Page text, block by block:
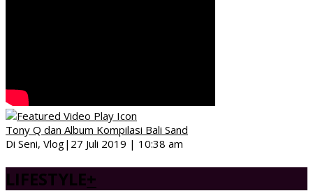
Tony Q dan Album Kompilasi Bali Sand
Di Seni, Vlog| 27 Juli 2019 | 10:38 am
LIFESTYLE+